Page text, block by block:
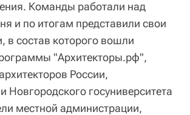
Команды работали над
и по итогам представили свои
в состав которого вошли
"Архитекторы.рф",
России,
Новгородского госуниверситета
местной администрации,